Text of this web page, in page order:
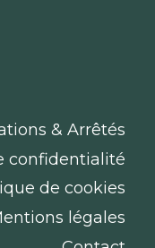
& Arrêtés
confidentialité
de cookies
légales